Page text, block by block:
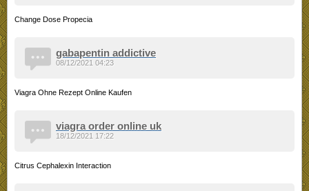
Change Dose Propecia
gabapentin addictive
Viagra Ohne Rezept Online Kaufen
08/12/2021 04:23
viagra order online uk
Citrus Cephalexin Interaction
18/12/2021 17:22